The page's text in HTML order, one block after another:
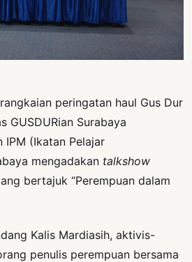
peringatan haul Gus Dur
GUSDURian Surabaya
IPM (Ikatan Pelajar
mengadakan talkshow
bertajuk “Perempuan dalam
Kalis Mardiasih, aktivis-
penulis perempuan bersama